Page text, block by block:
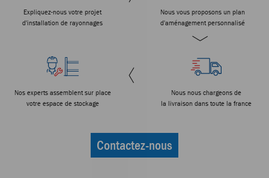
Expliquez-nous votre projet
d'installation de rayonnages
Nous vous proposons un plan
d'aménagement personnalisé
Nos experts assemblent sur place
votre espace de stockage
Nous nous chargeons de
la livraison dans toute la france
Contactez-nous